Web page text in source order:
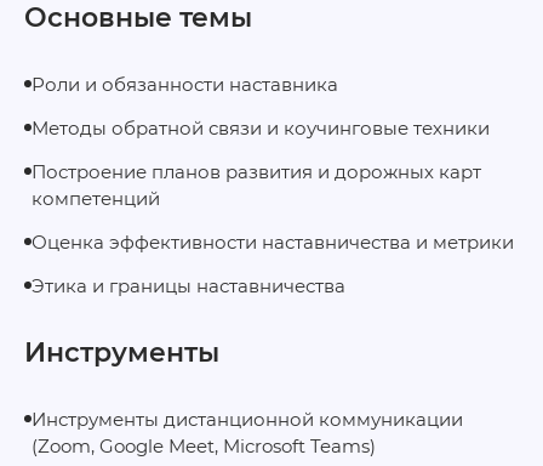
Основные темы
Роли и обязанности наставника
Методы обратной связи и коучинговые техники
Построение планов развития и дорожных карт
компетенций
Оценка эффективности наставничества и метрики
Этика и границы наставничества
Инструменты
Инструменты дистанционной коммуникации
(Zoom, Google Meet, Microsoft Teams)